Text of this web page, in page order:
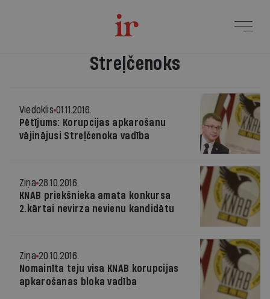
Streļčenoks
Viedoklis 01.11.2016.
Pētījums: Korupcijas apkarošanu
vājinājusi Streļčenoka vadība
Ziņa 28.10.2016.
KNAB priekšnieka amata konkursa
2.kārtai nevirza nevienu kandidātu
Ziņa 20.10.2016.
Nomainīta teju visa KNAB korupcijas
apkarošanas bloka vadība